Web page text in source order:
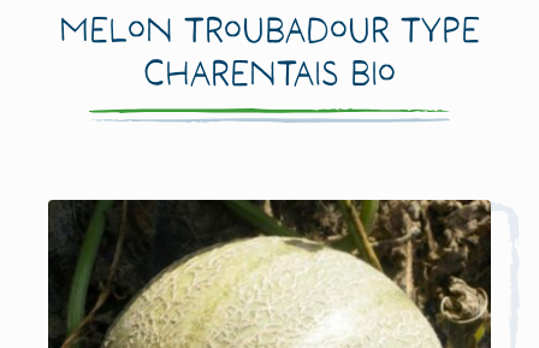
Melon Troubadour Type
Charentais Bio